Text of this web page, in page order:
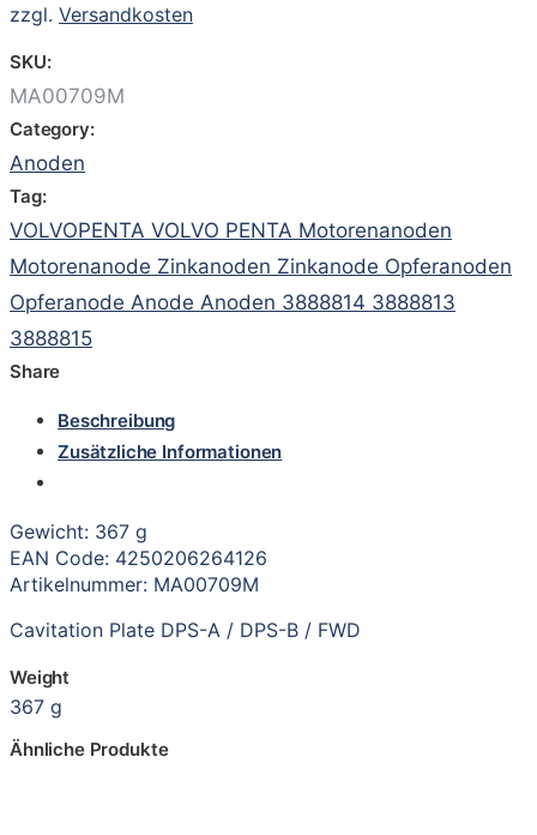
zzgl. Versandkosten
SKU:
MA00709M
Category:
Anoden
Tag:
VOLVOPENTA VOLVO PENTA Motorenanoden
Motorenanode Zinkanoden Zinkanode Opferanoden
Opferanode Anode Anoden 3888814 3888813
3888815
Share
Beschreibung
Zusätzliche Informationen
Gewicht: 367 g
EAN Code: 4250206264126
Artikelnummer: MA00709M
Cavitation Plate DPS-A / DPS-B / FWD
Weight
367 g
Ähnliche Produkte